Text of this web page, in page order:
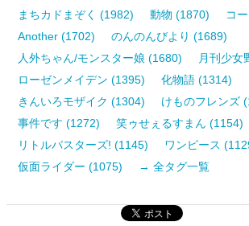
まちカドまぞく (1982)
動物 (1870)
コ
Another (1702)
のんのんびより (1689)
人外ちゃん/モンスター娘 (1680)
月刊少女
ローゼンメイデン (1395)
化物語 (1314)
きんいろモザイク (1304)
けものフレンズ
事件です (1272)
笑ゥせぇるすまん (1154)
リトルバスターズ! (1145)
ワンピース
仮面ライダー (1075)
→ 全タグ一覧